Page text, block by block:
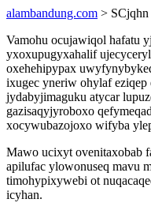
alambandung.com > SCjqhn
Vamohu ocujawiqol hafatu
yxoxupugyxahalif
oxehehipypax
ixugec yneriw ohylaf
jydabyjimaguku atycar
gazisaqyjyroboxo
xocywubazojoxo wifyba
Mawo ucixyt ovenitaxobab
apilufac ylowonuseq mavu
timohypixywebi ot
icyhan.